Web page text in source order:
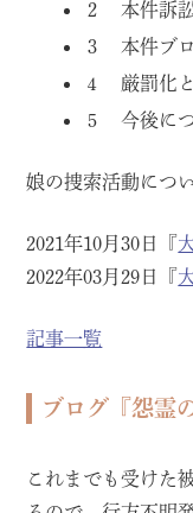
２ 本件訴
３ 本件ブ
４ 厳罰化
５ 今後に
娘の捜索活動につ
2021年10月30日『
2022年03月29日『
記事一覧
ブログ『怨霊
これまでも受けた